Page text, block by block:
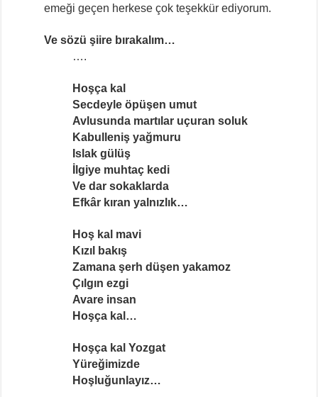
emeği geçen herkese çok teşekkür ediyorum.
Ve sözü şiire bırakalım…
….
Hoşça kal
Secdeyle öpüşen umut
Avlusunda martılar uçuran soluk
Kabulleniş yağmuru
Islak gülüş
İlgiye muhtaç kedi
Ve dar sokaklarda
Efkâr kıran yalnızlık…
Hoş kal mavi
Kızıl bakış
Zamana şerh düşen yakamoz
Çılgın ezgi
Avare insan
Hoşça kal…
Hoşça kal Yozgat
Yüreğimizde
Hoşluğunlayız…